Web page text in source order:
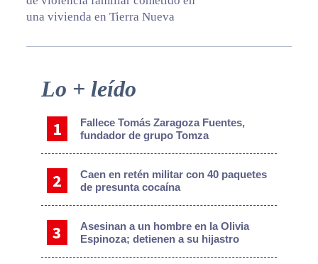
una vivienda en Tierra Nueva
Primary
Sidebar
Lo + leído
Fallece Tomás Zaragoza Fuentes,
fundador de grupo Tomza
Caen en retén militar con 40 paquetes
de presunta cocaína
Asesinan a un hombre en la Olivia
Espinoza; detienen a su hijastro